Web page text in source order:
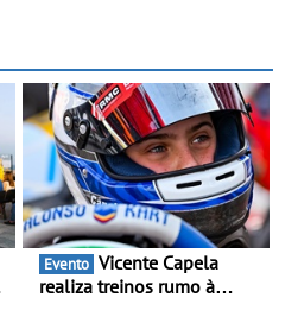
Evento
realiza treinos rumo à